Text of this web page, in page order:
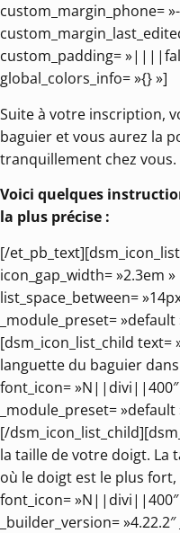
custom_margin_phone=
custom_padding=
global_colors_info= »{} »]
Suite à votre inscription,
baguier et vous aurez la
tranquillement chez vous.
Voici quelques
la plus précise :
[/
icon_gap_width= »2.3em
list_space_between=
_module_preset=
[dsm_icon_list_child text=
languette du baguier
font_icon= »N||divi||400″
_module_preset=
[/
la taille de votre doigt. La
où le doigt est le plus
font_icon= »N||divi||400″
_builder_version=